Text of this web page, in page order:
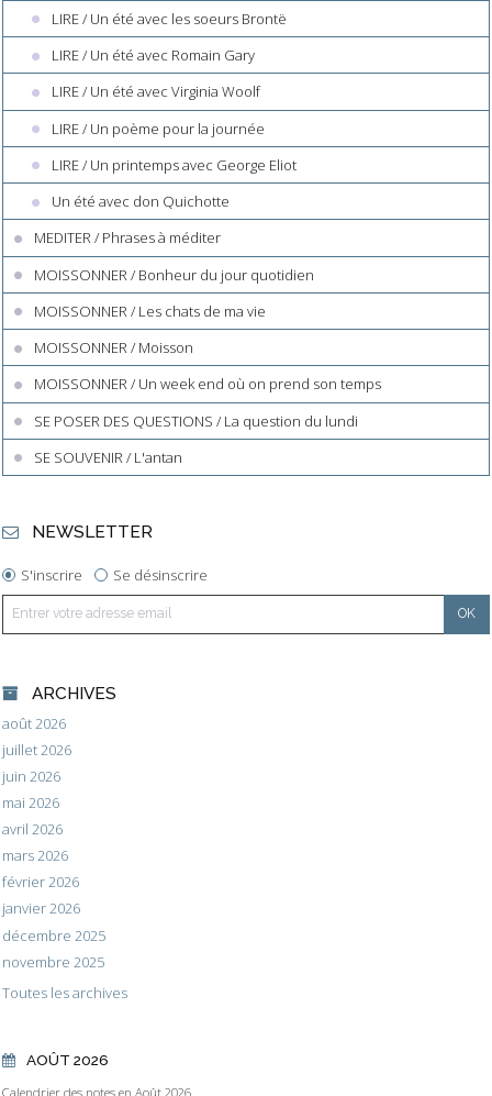
LIRE / Un été avec les soeurs Brontë
LIRE / Un été avec Romain Gary
LIRE / Un été avec Virginia Woolf
LIRE / Un poème pour la journée
LIRE / Un printemps avec George Eliot
Un été avec don Quichotte
MEDITER / Phrases à méditer
MOISSONNER / Bonheur du jour quotidien
MOISSONNER / Les chats de ma vie
MOISSONNER / Moisson
MOISSONNER / Un week end où on prend son temps
SE POSER DES QUESTIONS / La question du lundi
SE SOUVENIR / L'antan
NEWSLETTER
S'inscrire Se désinscrire
ARCHIVES
août 2026
juillet 2026
juin 2026
mai 2026
avril 2026
mars 2026
février 2026
janvier 2026
décembre 2025
novembre 2025
Toutes les archives
AOÛT 2026
Calendrier des notes en Août 2026